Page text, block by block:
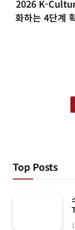
2026 K-
화하는 4단계
Top Posts